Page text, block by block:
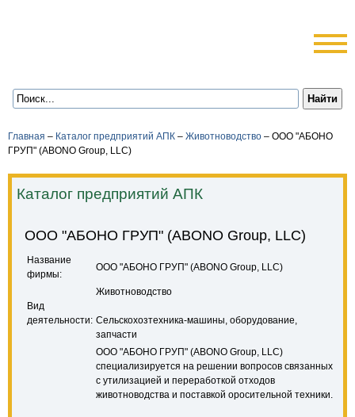
Главная – Каталог предприятий АПК – Животноводство – ООО "АБОНО
ГРУП" (ABONO Group, LLC)
Каталог предприятий АПК
ООО "АБОНО ГРУП" (ABONO Group, LLC)
Название
фирмы:
ООО "АБОНО ГРУП" (ABONO Group, LLC)
Вид
деятельности:
Животноводство
Сельскохозтехника-машины, оборудование,
запчасти
ООО "АБОНО ГРУП" (ABONO Group, LLC)
специализируется на решении вопросов связанных
с утилизацией и переработкой отходов
животноводства и поставкой оросительной техники.